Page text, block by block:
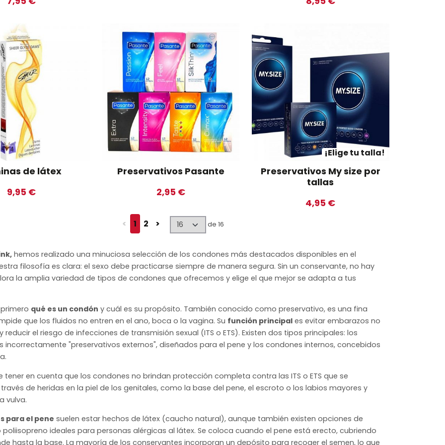
de látex
9,95 €
Preservativos Pasante
2,95 €
¡Elige tu talla!
Preservativos My size por
tallas
4,95 €
< 1 2 > de 16
hemos realizado una minuciosa selección de los condones más destacados disponibles en el
filosofía es clara: el sexo debe practicarse siempre de manera segura. Sin un conservante, no hay
la amplia variedad de tipos de condones que ofrecemos y elige el que mejor se adapta a tus
qué es un condón y cuál es su propósito. También conocido como preservativo, es una fina
que los fluidos no entren en el ano, boca o la vagina. Su función principal es evitar embarazos no
reducir el riesgo de infecciones de transmisión sexual (ITS o ETS). Existen dos tipos principales: los
incorrectamente "preservativos externos", diseñados para el pene y los condones internos, concebidos
tener en cuenta que los condones no brindan protección completa contra las ITS o ETS que se
de heridas en la piel de los genitales, como la base del pene, el escroto o los labios mayores y
vulva.
para el pene suelen estar hechos de látex (caucho natural), aunque también existen opciones de
ideales para personas alérgicas al látex. Se coloca cuando el pene está erecto, cubriendo
hasta la base. La mayoría de los conservantes incorporan un depósito para recoger el semen, lo que